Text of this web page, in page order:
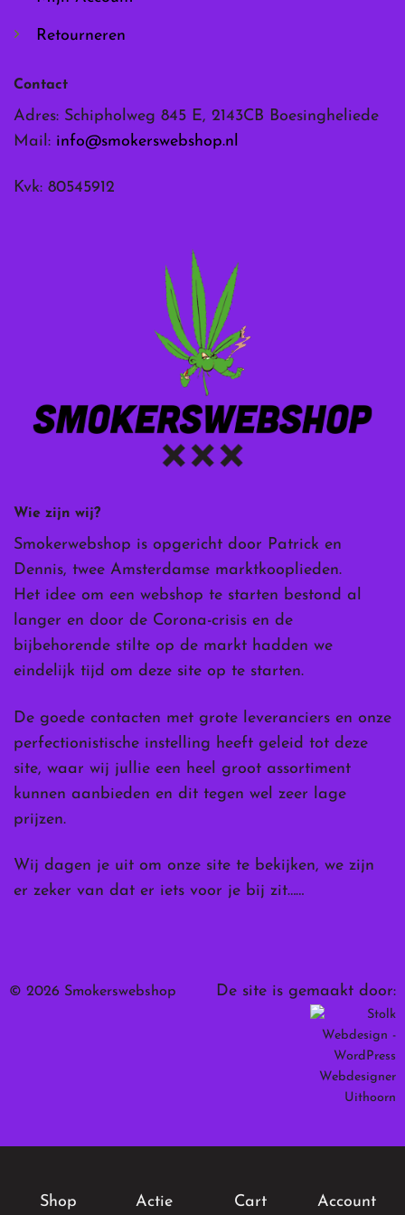
Wie zijn wij?
Smokerwebshop is opgericht door Patrick en
Dennis, twee Amsterdamse marktkooplieden.
Het idee om een webshop te starten bestond al
langer en door de Corona-crisis en de
bijbehorende stilte op de markt hadden we
eindelijk tijd om deze site op te starten.
De goede contacten met grote leveranciers en onze
perfectionistische instelling heeft geleid tot deze
site, waar wij jullie een heel groot assortiment
kunnen aanbieden en dit tegen wel zeer lage
prijzen.
Wij dagen je uit om onze site te bekijken, we zijn
er zeker van dat er iets voor je bij zit……
Retourneren
Contact
Adres: Schipholweg 845 E, 2143CB Boesingheliede
Mail: info@smokerswebshop.nl
Kvk: 80545912
© 2026 Smokerswebshop De site is gemaakt door:
Shop Actie Cart Account